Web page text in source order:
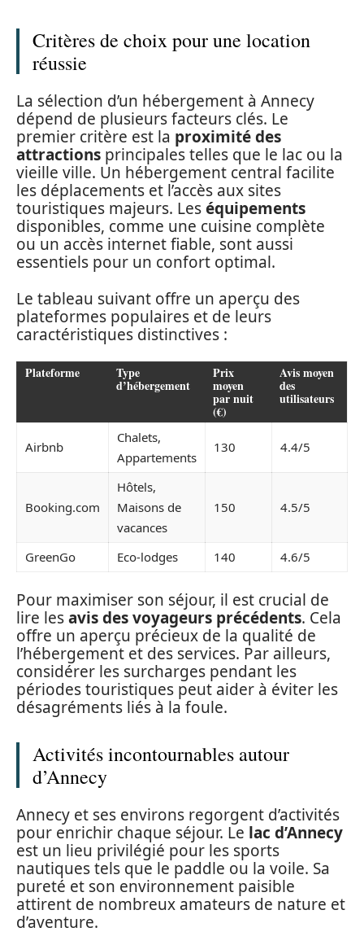
Critères de choix pour une location
réussie
La sélection d’un hébergement à Annecy
dépend de plusieurs facteurs clés. Le
premier critère est la proximité des
attractions principales telles que le lac ou la
vieille ville. Un hébergement central facilite
les déplacements et l’accès aux sites
touristiques majeurs. Leséquipements
disponibles, comme une cuisine complète
ou un accès internet fiable, sont aussi
essentiels pour un confort optimal.
Le tableau suivant offre un aperçu des
plateformes populaires et de leurs
caractéristiques distinctives :
Plateforme Type
d’hébergement
Prix
moyen
par nuit
(€)
Avis moyen
des
utilisateurs
Airbnb
Chalets,
Appartements
130 4.4/5
Booking.com
Hôtels,
Maisons de
vacances
150 4.5/5
GreenGo Eco-lodges 140 4.6/5
Pour maximiser son séjour, il est crucial de
lire lesavis des voyageurs précédents. Cela
offre un aperçu précieux de la qualité de
l’hébergement et des services. Par ailleurs,
considérer les surcharges pendant les
périodes touristiques peut aider à éviter les
désagréments liés à la foule.
Activités incontournables autour
d’Annecy
Annecy et ses environs regorgent d’activités
pour enrichir chaque séjour. Le lac d’Annecy
est un lieu privilégié pour les sports
nautiques tels que le paddle ou la voile. Sa
pureté et son environnement paisible
attirent de nombreux amateurs de nature et
d’aventure.